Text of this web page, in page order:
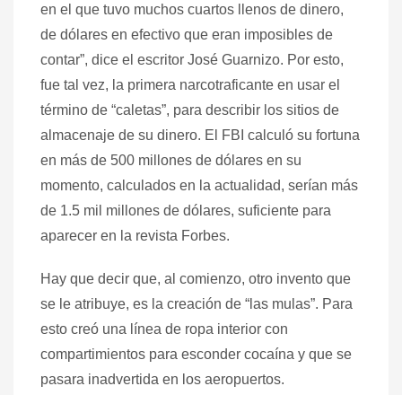
en el que tuvo muchos cuartos llenos de dinero,
de dólares en efectivo que eran imposibles de
contar”, dice el escritor José Guarnizo. Por esto,
fue tal vez, la primera narcotraficante en usar el
término de “caletas”, para describir los sitios de
almacenaje de su dinero. El FBI calculó su fortuna
en más de 500 millones de dólares en su
momento, calculados en la actualidad, serían más
de 1.5 mil millones de dólares, suficiente para
aparecer en la revista Forbes.
Hay que decir que, al comienzo, otro invento que
se le atribuye, es la creación de “las mulas”. Para
esto creó una línea de ropa interior con
compartimientos para esconder cocaína y que se
pasara inadvertida en los aeropuertos.